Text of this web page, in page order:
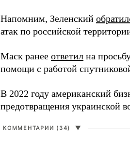
Напомним, Зеленский
атак по российской
Маск ранее ответил на
помощи с работой
В 2022 году американский
предотвращения украинской
КОММЕНТАРИИ (34) ▼